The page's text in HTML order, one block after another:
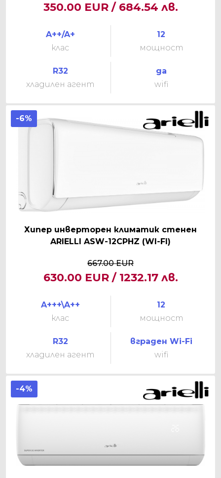
350.00 EUR / 684.54 лв.
A++/A+
клас
12
мощност
R32
хладилен агент
да
wifi
-6%
Хипер инверторен климатик стенен
ARIELLI ASW-12CPHZ (WI-FI)
667.00 EUR
630.00 EUR / 1232.17 лв.
A+++\A++
клас
12
мощност
R32
хладилен агент
вграден Wi-Fi
wifi
-4%